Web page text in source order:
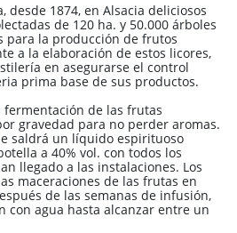
1874, en Alsacia deliciosos
de 120 ha. y 50.000 árboles
para la producción de frutos
a la elaboración de estos licores,
en asegurarse el control
prima base de sus productos.
fermentación de las frutas
gravedad para no perder aromas.
saldrá un líquido espirituoso
a 40% vol. con todos los
llegado a las instalaciones. Los
maceraciones de las frutas en
de las semanas de infusión,
con agua hasta alcanzar entre un